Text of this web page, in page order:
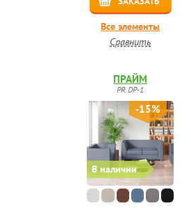
Все элементы
Сравнить
В наличии
-15%
ПРАЙМ
PR.DP-1